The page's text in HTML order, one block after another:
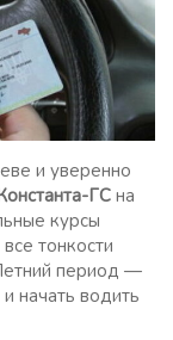
и уверенно
ГС на
курсы
тонкости
период —
начать водить